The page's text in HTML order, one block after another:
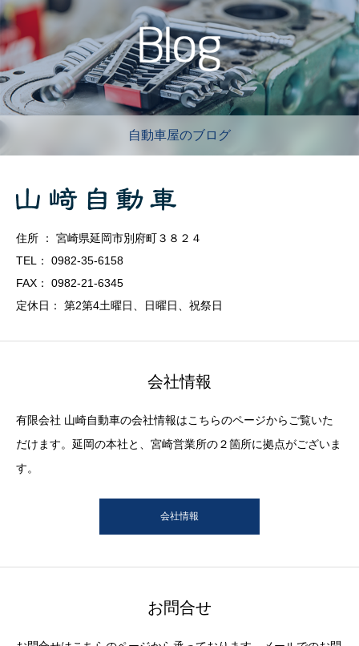
自動車屋のブログ
住所 ： 宮崎県延岡市別府町３８２４
TEL： 0982-35-6158
FAX： 0982-21-6345
定休日： 第2第4土曜日、日曜日、祝祭日
会社情報
有限会社 山崎自動車の会社情報はこちらのページからご覧いた
だけます。延岡の本社と、宮崎営業所の２箇所に拠点がございま
す。
会社情報
お問合せ